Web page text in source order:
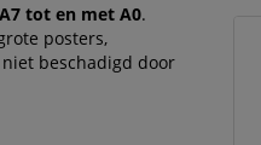
A7 tot en met A0.
posters,
beschadigd door